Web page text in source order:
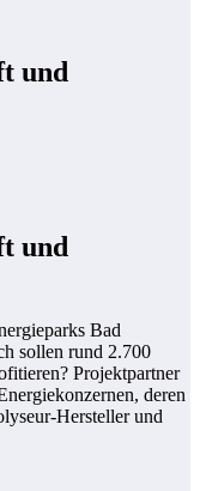
und
und
Bad
sollen rund 2.700
Projektpartner
deren
Hersteller und